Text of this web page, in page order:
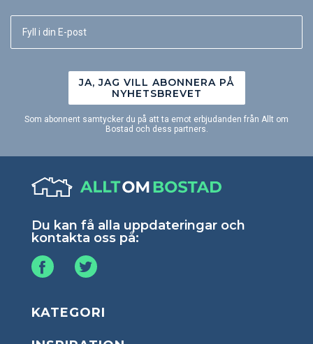
JA, JAG VILL ABONNERA PÅ
NYHETSBREVET
Som abonnent samtycker du på att ta emot erbjudanden från Allt om
Bostad och dess partners.
Du kan få alla uppdateringar och
kontakta oss på:
KATEGORI